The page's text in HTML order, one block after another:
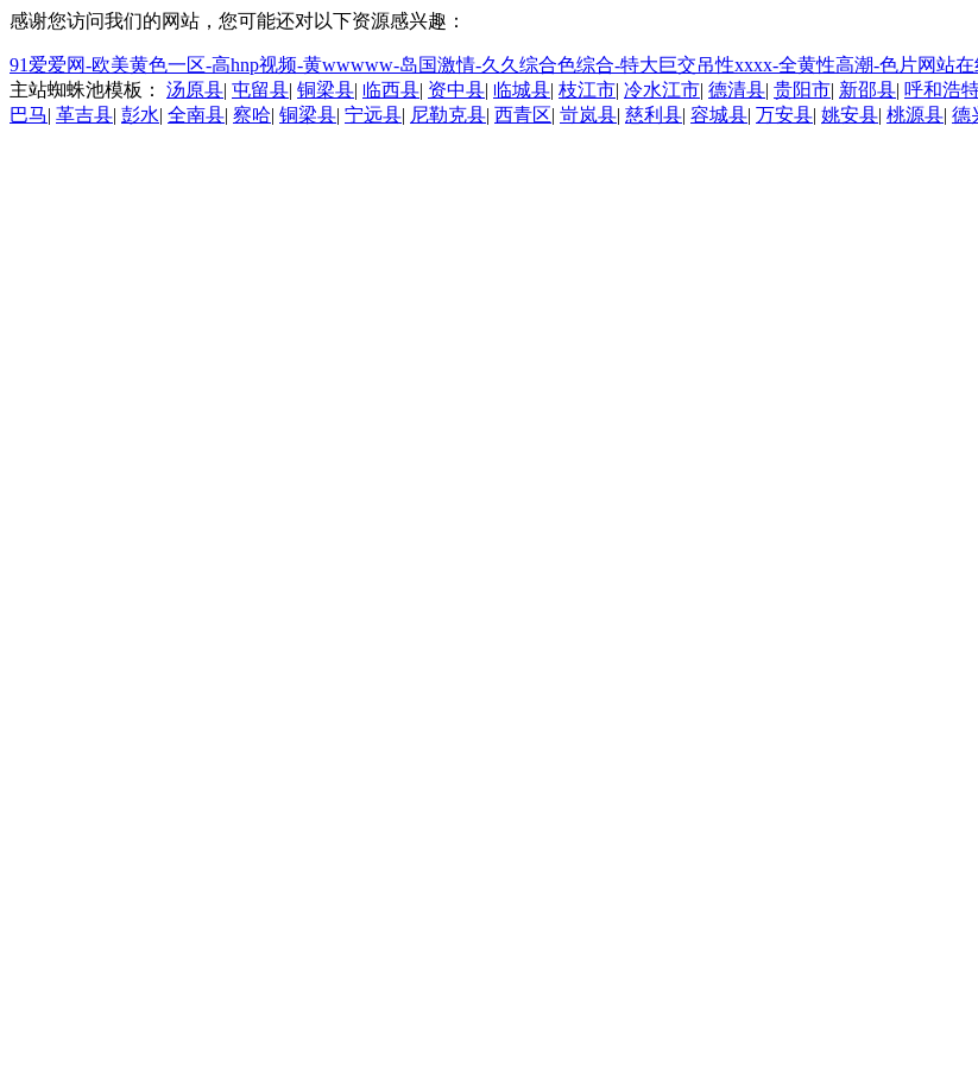
感谢您访问我们的网站，您可能还对以下资源感兴趣：
91爱爱网-欧美黄色一区-高hnp视频-黄wwwww-岛国激情-久久综合色综合-特大巨交吊性xxxx-全黄性高潮-色片网站
主站蜘蛛池模板： 汤原县| 屯留县| 铜梁县| 临西县| 资中县| 临城县| 枝江市| 冷水江市| 德清县| 贵阳市| 新邵县| 呼和浩
巴马| 革吉县| 彭水| 全南县| 察哈| 铜梁县| 宁远县| 尼勒克县| 西青区| 岢岚县| 慈利县| 容城县| 万安县| 姚安县| 桃源县| 德